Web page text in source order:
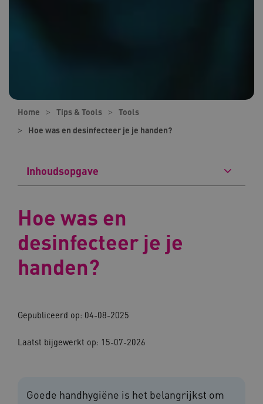
Home Tips & Tools
Tools
Hoe was en desinfecteer je je handen?
Inhoudsopgave
Hoe was en
desinfecteer je je
handen?
Gepubliceerd op: 04-08-2025
Laatst bijgewerkt op: 15-07-2026
Goede handhygiëne is het belangrijkst om